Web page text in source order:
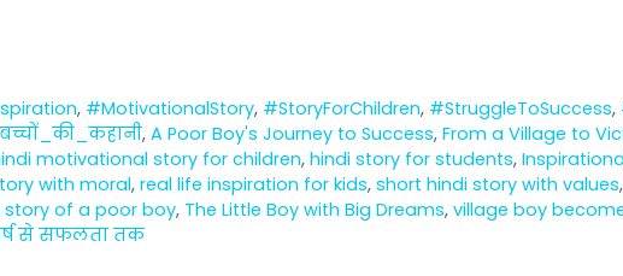
, #MotivationalStory, #StoryForChildren, #StruggleToSuccess,
, A Poor Boy's Journey to Success, From a Village to
motivational story for children, hindi story for students,
with moral, real life inspiration for kids, short hindi story with values,
story of a poor boy, The Little Boy with Big Dreams, village boy
से सफलता तक